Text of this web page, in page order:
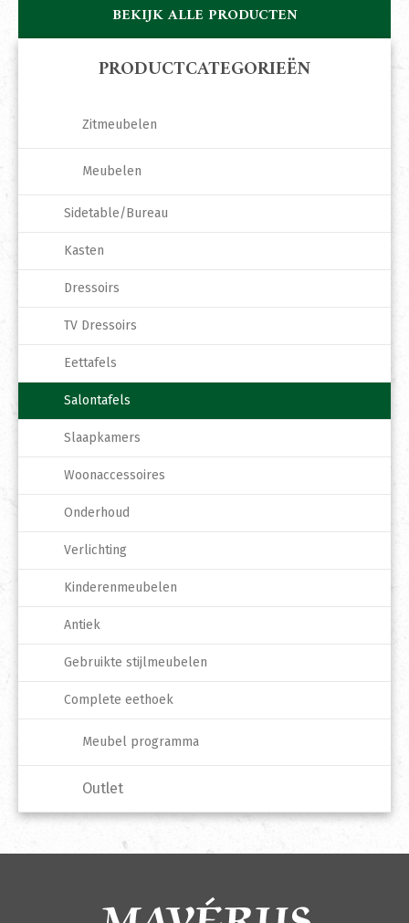
BEKIJK ALLE PRODUCTEN
PRODUCTCATEGORIEËN
Zitmeubelen
Meubelen
Sidetable/Bureau
Kasten
Dressoirs
TV Dressoirs
Eettafels
Salontafels
Slaapkamers
Woonaccessoires
Onderhoud
Verlichting
Kinderenmeubelen
Antiek
Gebruikte stijlmeubelen
Complete eethoek
Meubel programma
Outlet